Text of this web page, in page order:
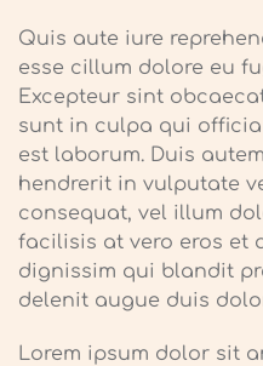
Quis aute iure
esse cillum dolore eu
Excepteur sint
sunt in culpa qui
est laborum. Duis
hendrerit in vulputate
consequat, vel illum
facilisis at vero eros et
dignissim qui blandit
delenit augue duis
Lorem ipsum dolor sit